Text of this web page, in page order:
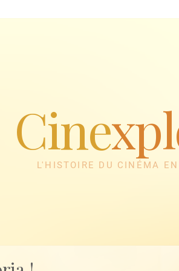
Cine
L'HISTOIRE DU CINÉMA